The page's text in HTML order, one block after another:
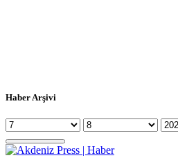
Haber Arşivi